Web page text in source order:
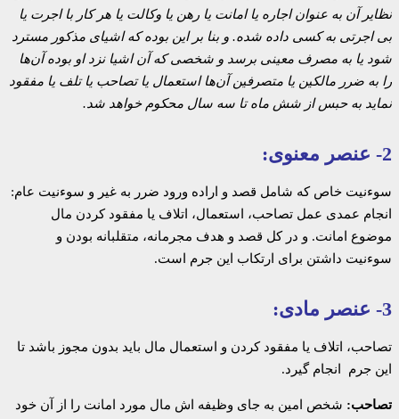
نظایر آن به عنوان اجاره یا امانت یا رهن یا وکالت یا هر کار با اجرت‌ یا
بی اجرتی به کسی داده شده. و بنا بر این بوده که اشیای مذکور مسترد
شود یا به مصرف معینی برسد و شخصی که آن اشیا نزد او بوده آن‌ها
را به ضرر مالکین یا متصرفین آن‌ها استعمال یا تصاحب یا تلف یا مفقود
نماید به حبس از شش ماه تا سه سال محکوم خواهد شد.
2- عنصر معنوی:
سوءنیت خاص که شامل قصد و اراده ورود ضرر به غیر و سوءنیت عام:
انجام عمدی عمل تصاحب، استعمال، اتلاف یا مفقود کردن مال
موضوع امانت. و در کل قصد و هدف مجرمانه، متقلبانه بودن و
سوءنیت داشتن برای ارتکاب این جرم است.
3- عنصر مادی:
تصاحب، اتلاف یا مفقود کردن و استعمال مال باید بدون مجوز باشد تا
این جرم انجام گیرد.
تصاحب: شخص امین به جای وظیفه اش مال مورد امانت را از آن خود